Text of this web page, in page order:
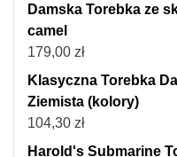
Damska Torebka ze
camel
179,00 zł
Klasyczna Torebka
Ziemista (kolory)
104,30 zł
Harold's Submarine